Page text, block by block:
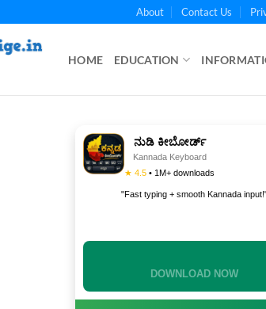
About Contact Us
HOME EDUCATION
ನುಡಿ ಕೀಬೋರ್ಡ್
Kannada Keyboard
★ 4.5 • 1M+ downloads
"Fast typing + smooth Kannada
DOWNLOAD NOW